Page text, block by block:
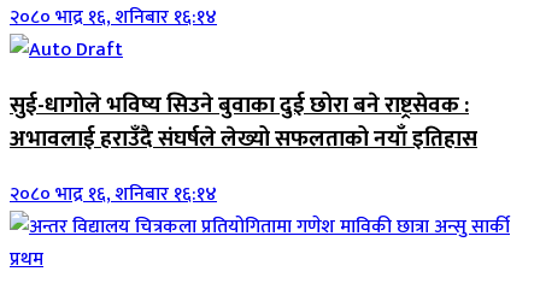
२०८० भाद्र १६, शनिबार १६:१४
सुई-धागोले भविष्य सिउने बुवाका दुई छोरा बने राष्ट्रसेवक :
अभावलाई हराउँदै संघर्षले लेख्यो सफलताको नयाँ इतिहास
२०८० भाद्र १६, शनिबार १६:१४